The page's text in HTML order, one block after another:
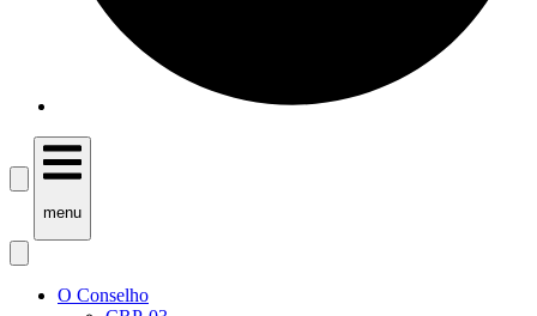
menu
O Conselho